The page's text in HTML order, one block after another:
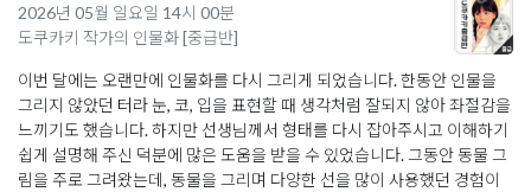
2026년 05월 일요일 14시 00분
도쿠카키 작가의 인물화 [중급반]
이번 달에는 오랜만에 인물화를 다시 그리게 되었습니다. 한동안 인물을
그리지 않았던 터라 눈, 코, 입을 표현할 때 생각처럼 잘되지 않아 좌절감을
느끼기도 했습니다. 하지만 선생님께서 형태를 다시 잡아주시고 이해하기
쉽게 설명해 주신 덕분에 많은 도움을 받을 수 있었습니다. 그동안 동물 그
림을 주로 그려왔는데, 동물을 그리며 다양한 선을 많이 사용했던 경험이